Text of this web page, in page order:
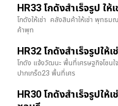
HR33 โกดังสำเร็จรูป ใ
โกดังให้เช่า คลังสินค้าให้เช่า พุทธ
ค้าพุท
HR32 โกดังสำเร็จรูปให้
โกดัง แจ้งวัฒนะ พื้นที่เศรษฐกิจโซน
ปากเกร็ด23 พื้นที่เศร
HR30 โกดังสำเร็จรูปให้